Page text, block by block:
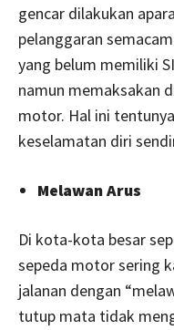
gencar dilakukan
pelanggaran
yang belum memiliki
namun memaksakan
motor. Hal ini
keselamatan diri
Melawan Arus
Di kota-kota besar
sepeda motor sering
jalanan dengan
tutup mata tidak